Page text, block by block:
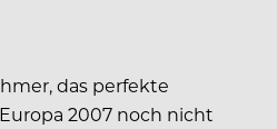
das perfekte
2007 noch nicht